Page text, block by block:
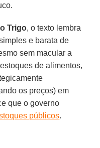
Trigo, o texto lembra
e barata de
sem macular a
de alimentos,
os preços) em
que o governo
públicos.